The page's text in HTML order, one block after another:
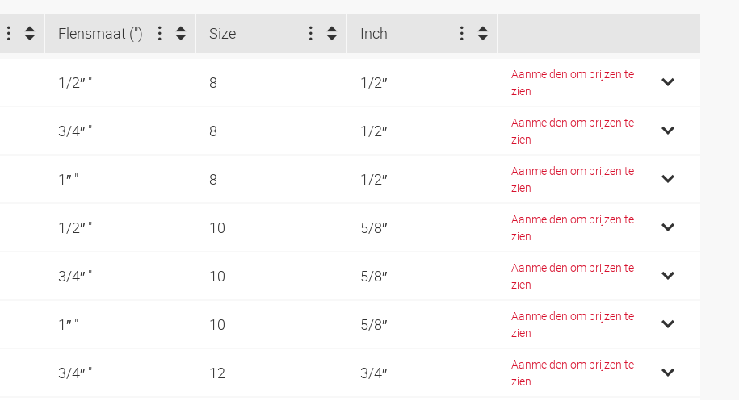
Flensmaat (") Size Inch
1/2″ " 8 1/2″
Aanmelden om prijzen te
zien
3/4″ " 8 1/2″
Aanmelden om prijzen te
zien
1″ " 8 1/2″
Aanmelden om prijzen te
zien
1/2″ " 10 5/8″
Aanmelden om prijzen te
zien
3/4″ " 10 5/8″
Aanmelden om prijzen te
zien
1″ " 10 5/8″
Aanmelden om prijzen te
zien
3/4″ " 12 3/4″
Aanmelden om prijzen te
zien